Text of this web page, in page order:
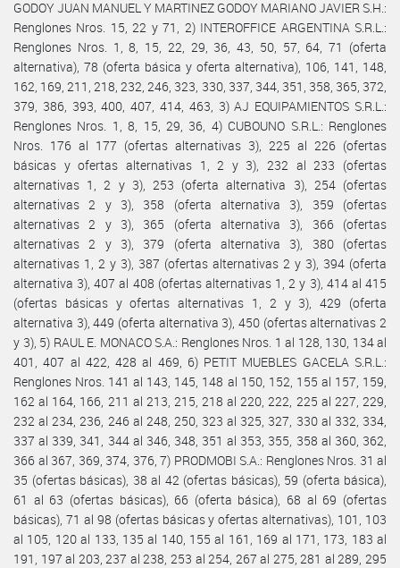
GODOY JUAN MANUEL Y MARTINEZ GODOY MARIANO JAVIER S.H.:
Renglones Nros. 15, 22 y 71, 2) INTEROFFICE ARGENTINA S.R.L.:
Renglones Nros. 1, 8, 15, 22, 29, 36, 43, 50, 57, 64, 71 (oferta
alternativa), 78 (oferta básica y oferta alternativa), 106, 141, 148,
162, 169, 211, 218, 232, 246, 323, 330, 337, 344, 351, 358, 365, 372,
379, 386, 393, 400, 407, 414, 463, 3) AJ EQUIPAMIENTOS S.R.L.:
Renglones Nros. 1, 8, 15, 29, 36, 4) CUBOUNO S.R.L.: Renglones
Nros. 176 al 177 (ofertas alternativas 3), 225 al 226 (ofertas
básicas y ofertas alternativas 1, 2 y 3), 232 al 233 (ofertas
alternativas 1, 2 y 3), 253 (oferta alternativa 3), 254 (ofertas
alternativas 2 y 3), 358 (oferta alternativa 3), 359 (ofertas
alternativas 2 y 3), 365 (oferta alternativa 3), 366 (ofertas
alternativas 2 y 3), 379 (oferta alternativa 3), 380 (ofertas
alternativas 1, 2 y 3), 387 (ofertas alternativas 2 y 3), 394 (oferta
alternativa 3), 407 al 408 (ofertas alternativas 1, 2 y 3), 414 al 415
(ofertas básicas y ofertas alternativas 1, 2 y 3), 429 (oferta
alternativa 3), 449 (oferta alternativa 3), 450 (ofertas alternativas 2
y 3), 5) RAUL E. MONACO S.A.: Renglones Nros. 1 al 128, 130, 134 al
401, 407 al 422, 428 al 469, 6) PETIT MUEBLES GACELA S.R.L.:
Renglones Nros. 141 al 143, 145, 148 al 150, 152, 155 al 157, 159,
162 al 164, 166, 211 al 213, 215, 218 al 220, 222, 225 al 227, 229,
232 al 234, 236, 246 al 248, 250, 323 al 325, 327, 330 al 332, 334,
337 al 339, 341, 344 al 346, 348, 351 al 353, 355, 358 al 360, 362,
366 al 367, 369, 374, 376, 7) PRODMOBI S.A.: Renglones Nros. 31 al
35 (ofertas básicas), 38 al 42 (ofertas básicas), 59 (oferta básica),
61 al 63 (ofertas básicas), 66 (oferta básica), 68 al 69 (ofertas
básicas), 71 al 98 (ofertas básicas y ofertas alternativas), 101, 103
al 105, 120 al 133, 135 al 140, 155 al 161, 169 al 171, 173, 183 al
191, 197 al 203, 237 al 238, 253 al 254, 267 al 275, 281 al 289, 295